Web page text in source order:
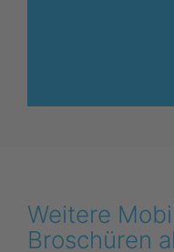
Weitere
Broschüren